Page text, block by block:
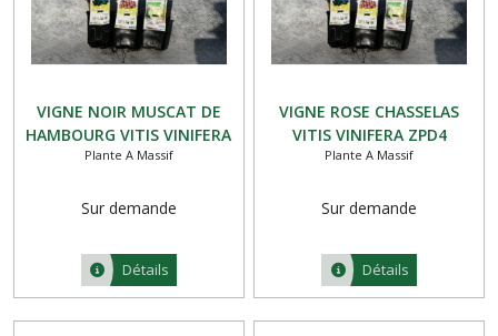
VIGNE NOIR MUSCAT DE
HAMBOURG VITIS VINIFERA
ZPD4
Plante A Massif
Sur demande
Détails
VIGNE ROSE CHASSELAS
VITIS VINIFERA ZPD4
Plante A Massif
Sur demande
Détails